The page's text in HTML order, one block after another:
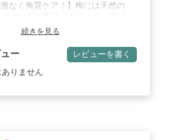
なく角質ケア！】梅には天然の
サポートします。ビタミンとカリウ
す。(原料的効能に限る) / 【こんな
】家族で使える優しいボディーウォ
る方・肌への刺激を抑えたい方 /
低刺激テスト・敏感性テスト完了
続きを見る
ー レビューを書く
りません